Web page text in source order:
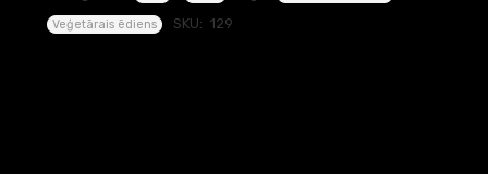
Veģetārais ēdiens SKU: 129